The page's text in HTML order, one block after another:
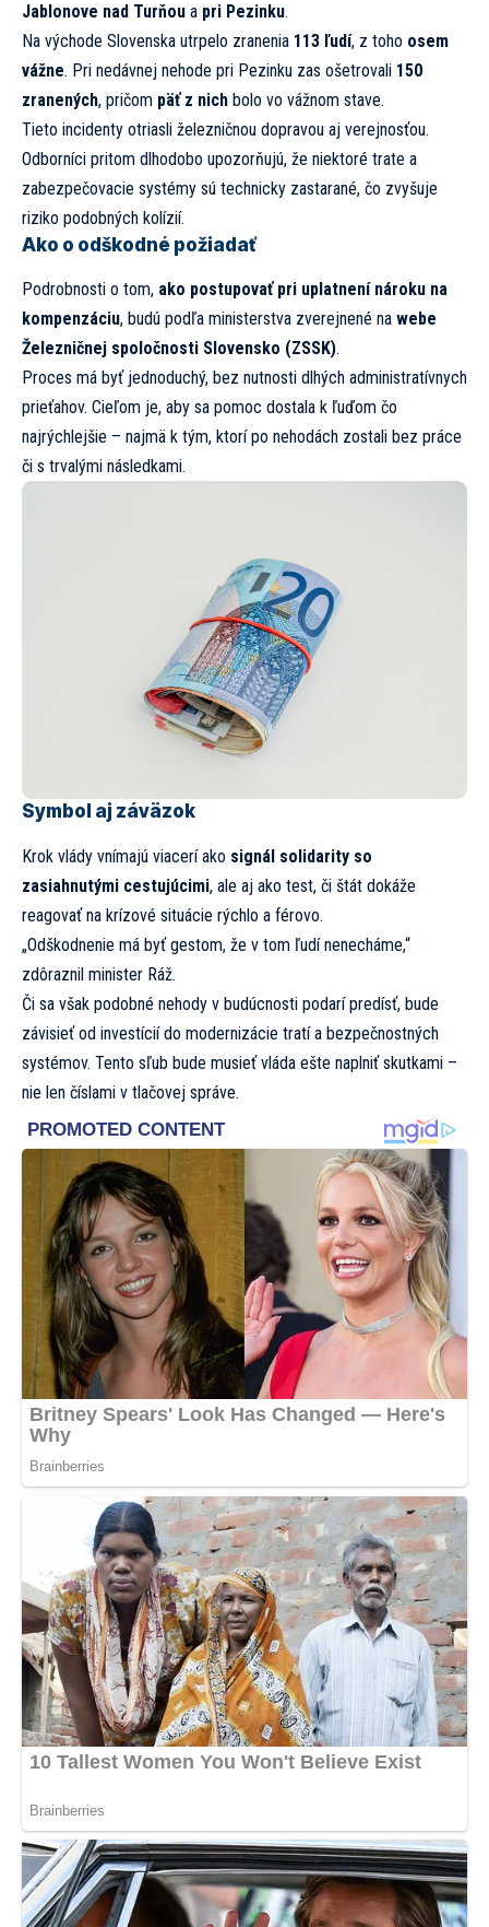
Jablonove nad Turňou a pri Pezinku.
Na východe Slovenska utrpelo zranenia 113 ľudí, z toho osem
vážne. Pri nedávnej nehode pri Pezinku zas ošetrovali 150
zranených, pričom päť z nich bolo vo vážnom stave.
Tieto incidenty otriasli železničnou dopravou aj verejnosťou.
Odborníci pritom dlhodobo upozorňujú, že niektoré trate a
zabezpečovacie systémy sú technicky zastarané, čo zvyšuje
riziko podobných kolízií.
Ako o odškodné požiadať
Podrobnosti o tom, ako postupovať pri uplatnení nároku na
kompenzáciu, budú podľa ministerstva zverejnené na webe
Železničnej spoločnosti Slovensko (ZSSK).
Proces má byť jednoduchý, bez nutnosti dlhých administratívnych
prieťahov. Cieľom je, aby sa pomoc dostala k ľuďom čo
najrýchlejšie – najmä k tým, ktorí po nehodách zostali bez práce
či s trvalými následkami.
Symbol aj záväzok
Krok vlády vnímajú viacerí ako signál solidarity so
zasiahnutými cestujúcimi, ale aj ako test, či štát dokáže
reagovať na krízové situácie rýchlo a férovo.
„Odškodnenie má byť gestom, že v tom ľudí nenecháme,“
zdôraznil minister Ráž.
Či sa však podobné nehody v budúcnosti podarí predísť, bude
závisieť od investícií do modernizácie tratí a bezpečnostných
systémov. Tento sľub bude musieť vláda ešte naplniť skutkami –
nie len číslami v tlačovej správe.